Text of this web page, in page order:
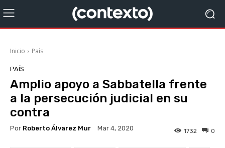
Inicio País
PAÍS
Amplio apoyo a Sabbatella frente
a la persecución judicial en su
contra
Por Roberto Álvarez Mur Mar 4, 2020 0
1732